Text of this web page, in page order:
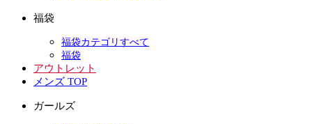
福袋
福袋カテゴリすべて
福袋
アウトレット
メンズ TOP
ガールズ